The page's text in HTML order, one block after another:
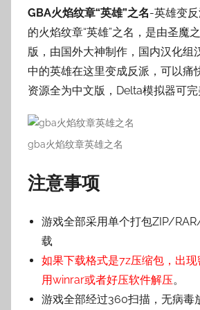
:
老
壳
子
GBA火焰纹章“英雄”之名-英雄变
的火焰纹章“英雄”之名，是由圣魔
版，由国外大神制作，国内汉化组
中的英雄在这里变成反派，可以痛
资源全为中文版，Delta模拟器可完
gba火焰纹章英雄之名
注意事项
游戏全部采用单个打包ZIP/
载
如果下载格式是7z压缩包，出
用winrar或者好压软件解压。
游戏全部经过360扫描，无病毒